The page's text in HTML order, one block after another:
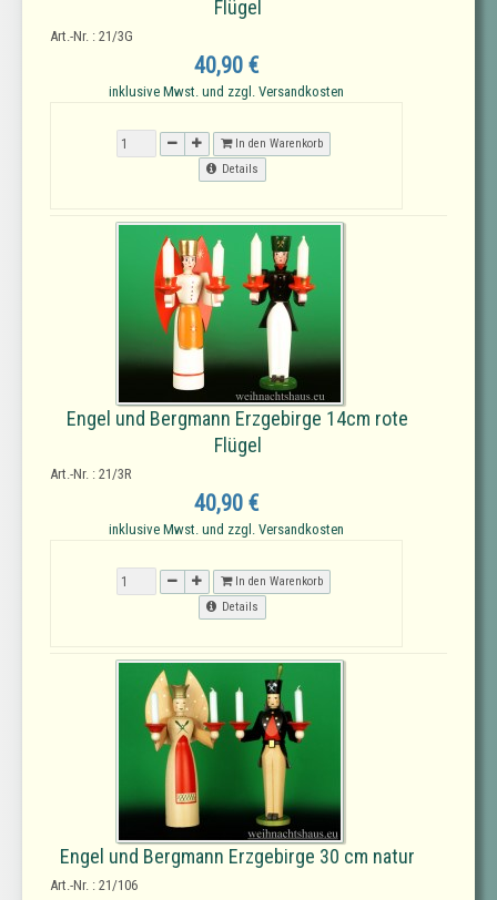
Flügel
Art.-Nr. : 21/3G
40,90 €
inklusive Mwst. und zzgl. Versandkosten
In den Warenkorb
Details
Engel und Bergmann Erzgebirge 14cm rote
Flügel
Art.-Nr. : 21/3R
40,90 €
inklusive Mwst. und zzgl. Versandkosten
In den Warenkorb
Details
Engel und Bergmann Erzgebirge 30 cm natur
Art.-Nr. : 21/106